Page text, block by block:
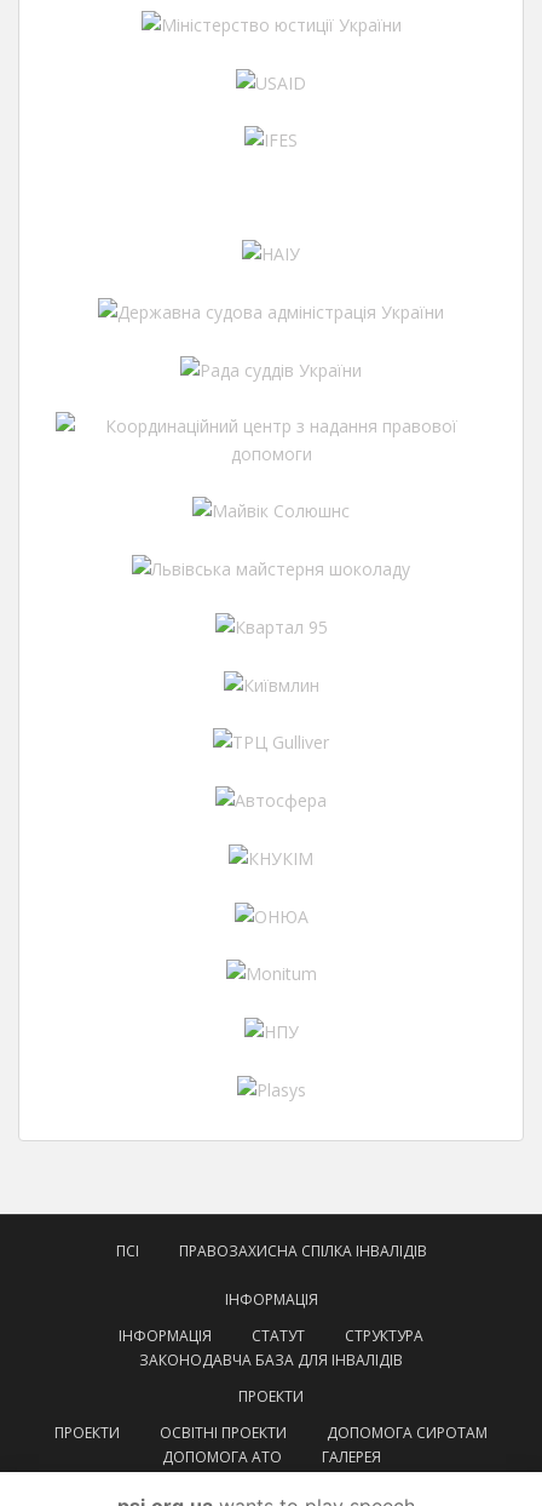
ПСІ ПРАВОЗАХИСНА СПІЛКА ІНВАЛІДІВ
ІНФОРМАЦІЯ
ІНФОРМАЦІЯ
СТАТУТ
СТРУКТУРА
ЗАКОНОДАВЧА БАЗА ДЛЯ ІНВАЛІДІВ
ПРОЕКТИ
ПРОЕКТИ
ОСВІТНІ ПРОЕКТИ
ДОПОМОГА СИРОТАМ
ДОПОМОГА АТО
ГАЛЕРЕЯ